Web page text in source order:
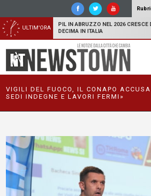
ULTIM'ORA
PIL IN ABRUZZO NEL 2026 CRESCE
DECIMA IN ITALIA
VIGILI DEL FUOCO, IL CONAPO
SEDI INDEGNE E LAVORI FERMI»